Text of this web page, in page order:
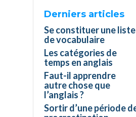
Derniers articles
Se constituer une liste
de vocabulaire
Les catégories de
temps en anglais
Faut-il apprendre
autre chose que
l’anglais ?
Sortir d’une période